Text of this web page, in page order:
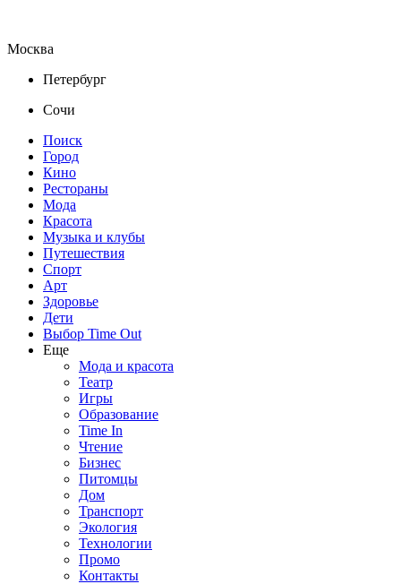
Москва
Петербург
Сочи
Поиск
Город
Кино
Рестораны
Мода
Красота
Музыка и клубы
Путешествия
Спорт
Арт
Здоровье
Дети
Выбор Time Out
Еще
Мода и красота
Театр
Игры
Образование
Time In
Чтение
Бизнес
Питомцы
Дом
Транспорт
Экология
Технологии
Промо
Контакты